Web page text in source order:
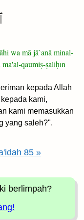
wa mā jā`anā minal-
qaumiṣ-ṣāliḥīn
kepada Allah
kami,
kami memasukkan
yang saleh?".
85 »
berlimpah?